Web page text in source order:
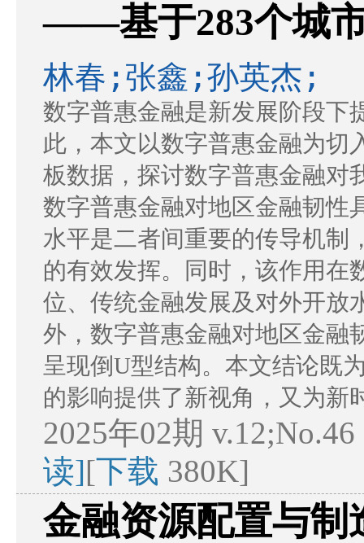
——基于283个城
林春;张鑫;孙英杰;
数字普惠金融是新发展阶段下
此，本文以数字普惠金融为切
板数据，探讨数字普惠金融对
数字普惠金融对地区金融韧性
水平是二者间重要的传导机制
的有效发挥。同时，该作用在
位、传统金融发展及对外开放
外，数字普惠金融对地区金融
呈现倒U型结构。本文结论既
的影响提供了新视角，又为新
2025年02期
读][下载 380K]
金融资源配置与制